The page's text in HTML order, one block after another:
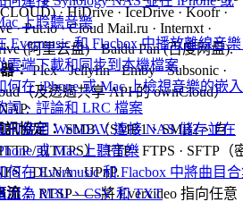
上聆聽音樂
Evermusic 和 Flacbox 中播放離線音
雲端下載和同步到本機檔案
何在 iPhone 或 Mac 上檢視音樂的嵌
詞、評論和 LRC 檔案
何使用 WebDAV 連接 NAS 儲存並在
或 Mac 上聽音樂
何在 Evermusic 和 Flacbox 中將曲目
出為 M3U、CSV 和 TXT
· HiDrive · IceDrive · Koofr ·
· Put.io · Cloud Mail.ru · Internxt ·
(阿里云盘) · Baidu Pan (百度网盘).
：Plex · Jellyfin · Emby · Subsonic ·
（及透過共享 API 的 ownCloud）·
訊協定：SMB（SMB1、SMB2、自
/ HTTPS）· FTP · FTPS · SFTP（
· DLNA · UPnP.
流： RTSP——將 Evervideo 指向任意